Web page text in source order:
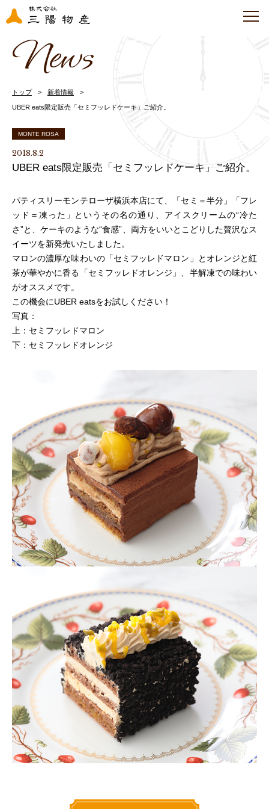
News
トップ 新着情報
UBER eats限定販売「セミフッレドケーキ」ご紹介。
MONTE ROSA
2018.8.2
UBER eats限定販売「セミフッレドケーキ」ご紹介。
パティスリーモンテローザ横浜本店にて、「セミ＝半分」「フレ
ッド＝凍った」というその名の通り、アイスクリームの“冷た
さ”と、ケーキのような“食感”、両方をいいとこどりした贅沢なス
イーツを新発売いたしました。
マロンの濃厚な味わいの「セミフッレドマロン」とオレンジと紅
茶が華やかに香る「セミフッレドオレンジ」、半解凍での味わい
がオススメです。
この機会にUBER eatsをお試しください！
写真：
上：セミフッレドマロン
下：セミフッレドオレンジ